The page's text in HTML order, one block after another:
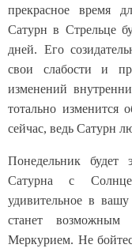
прекрасное время
Сатурн в Стрельце
дней. Его
свои слабости и
изменений
тотально изменится
сейчас, ведь Сатурн
Понедельник будет
Сатурна с
удивительное в
станет возможным
Меркурием. Не